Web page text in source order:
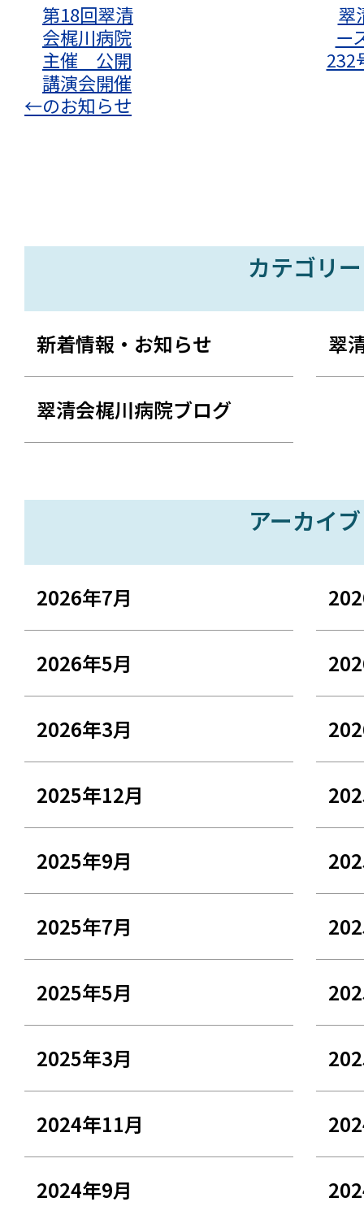
←
第18回翠清
会梶川病院
主催 公開
講演会開催
のお知らせ
翠
ー
232
カテゴリー
新着情報・お知らせ 翠
翠清会梶川病院ブログ
アーカイブ
2026年7月
2026年5月
2026年3月
2025年12月
2025年9月
2025年7月
2025年5月
2025年3月
2024年11月
2024年9月